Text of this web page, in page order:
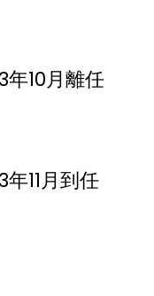
10月離任
11月到任